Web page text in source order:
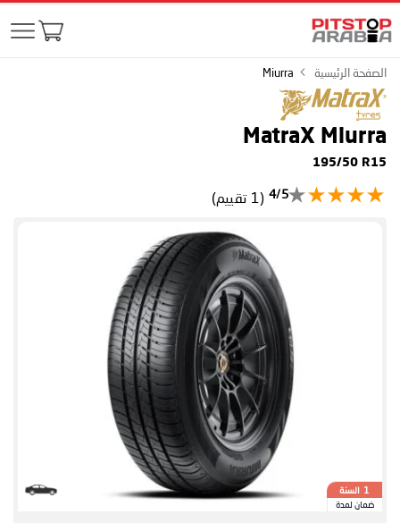
الصفحة الرئيسية Miurra
MatraX Miurra
195/50 R15
4/5 (1 تقييم)
1 السنة
ضمان لمدة